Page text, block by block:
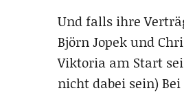
Und falls ihre
Björn Jopek und
Viktoria am Start
nicht dabei sein)